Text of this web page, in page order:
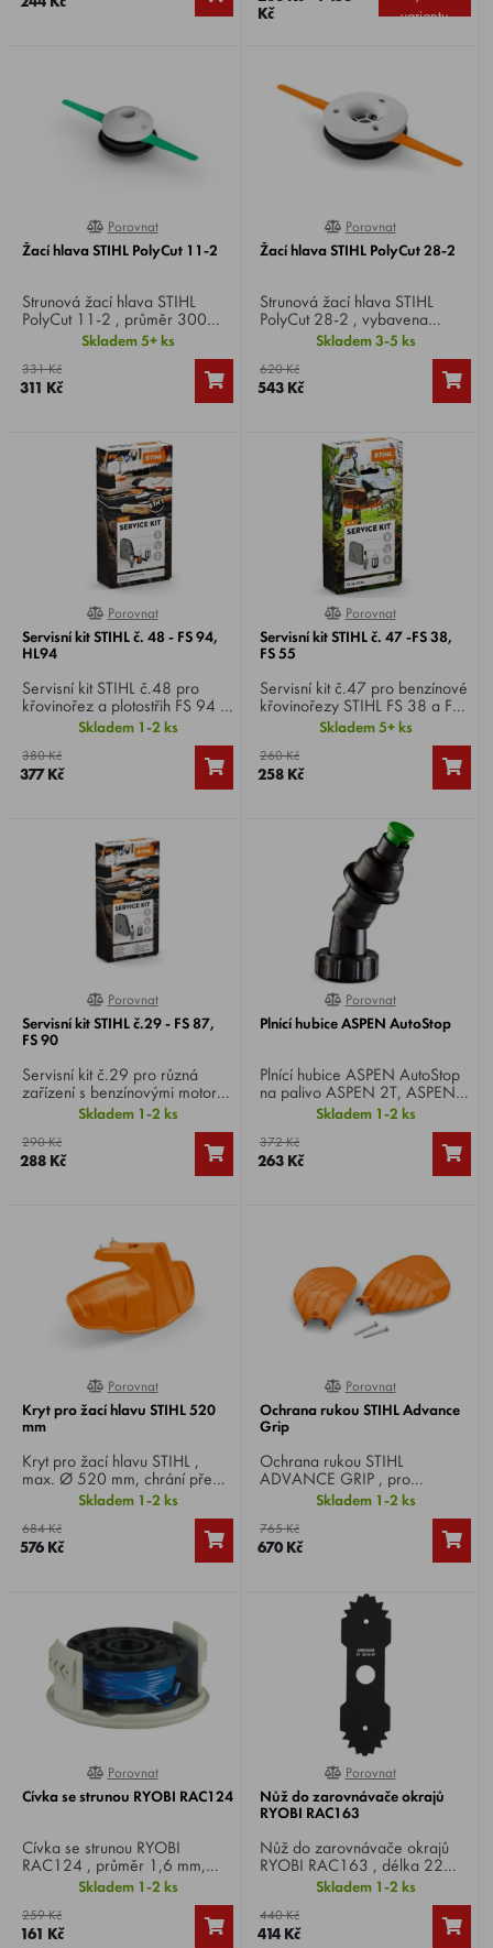
Kč
variantu
0%
Porovnat
Žací hlava STIHL PolyCut 11-2
Strunová žací hlava STIHL
PolyCut 11-2 , průměr 300
mm, vhodná pro
akumulátorové křovinořezy se
sytémeme Rapid-Click
Skladem 5+ ks
331 Kč
311 Kč
0%
Porovnat
Žací hlava STIHL PolyCut 28-2
Strunová žací hlava STIHL
PolyCut 28-2 , vybavena
dvěma robustními plastovými
noži, které k sekání husté trávy
vyžadují výrazně méně energie
než žací struna.
Skladem 3-5 ks
620 Kč
543 Kč
0%
Porovnat
Servisní kit STIHL č. 48 - FS 94,
HL94
Servisní kit STIHL č.48 pro
křovinořez a plotostřih FS 94 a
Skladem 1-2 ks
380 Kč
377 Kč
0%
Porovnat
Servisní kit STIHL č. 47 -FS 38,
FS 55
Servisní kit č.47 pro benzínové
křovinořezy STIHL FS 38 a FS
Skladem 5+ ks
260 Kč
258 Kč
0%
Porovnat
Servisní kit STIHL č.29 - FS 87,
FS 90
Servisní kit č.29 pro různá
zařízení s benzínovými motory
STIHL FS 87, FS 90 obsahuje
vzduchový filtr, zapalovací
svíčku a palivový filtr.
Skladem 1-2 ks
290 Kč
288 Kč
100%
Porovnat
Plnící hubice ASPEN AutoStop
Plnící hubice ASPEN AutoStop
na palivo ASPEN 2T, ASPEN
4T v 5-ti litrových kanystrech.
Skladem 1-2 ks
372 Kč
263 Kč
0%
Porovnat
Kryt pro žací hlavu STIHL 520
mm
Kryt pro žací hlavu STIHL ,
max. Ø 520 mm, chrání před
odletujícím pořezaným
materiálem a kamínky.
Skladem 1-2 ks
684 Kč
576 Kč
0%
Porovnat
Ochrana rukou STIHL Advance
Grip
Ochrana rukou STIHL
ADVANCE GRIP , pro
bezpečnější práci s
křovinořezem v houští a jiných
problematických místech.
Skladem 1-2 ks
765 Kč
670 Kč
100%
Porovnat
Cívka se strunou RYOBI RAC124
Cívka se strunou RYOBI
RAC124 , průměr 1,6 mm,
kompatibilní se všemi
akumulátorovými 18V ONE+™
i hybridními strunovými
sekačkami Ryobi.
Skladem 1-2 ks
259 Kč
161 Kč
0%
Porovnat
Nůž do zarovnávače okrajů
RYOBI RAC163
Nůž do zarovnávače okrajů
RYOBI RAC163 , délka 22
cm, vhodný pro
RYOBI RY18EGA .
Skladem 1-2 ks
440 Kč
414 Kč